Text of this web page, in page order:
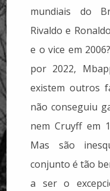
mundiais do
Rivaldo e
e o vice em
por 2022,
existem outros
não conseguiu
nem Cruyff em
Mas são
conjunto é tão
a ser o